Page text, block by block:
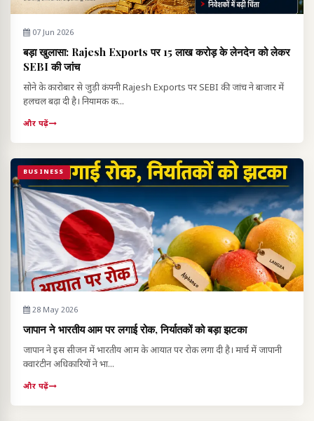
07 Jun 2026
बड़ा खुलासा: Rajesh Exports पर ₹15 लाख करोड़ के लेनदेन को लेकर
SEBI की जांच
सोने के कारोबार से जुड़ी कंपनी Rajesh Exports पर SEBI की जांच ने बाजार में
हलचल बढ़ा दी है। नियामक क...
और पढ़ें
BUSINESS
28 May 2026
जापान ने भारतीय आम पर लगाई रोक, निर्यातकों को बड़ा झटका
जापान ने इस सीजन में भारतीय आम के आयात पर रोक लगा दी है। मार्च में जापानी
क्वारंटीन अधिकारियों ने भा...
और पढ़ें